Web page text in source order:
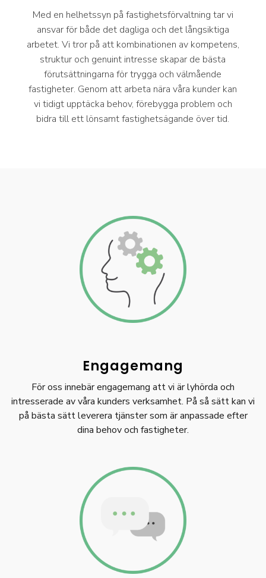
Med en helhetssyn på fastighetsförvaltning tar vi
ansvar för både det dagliga och det långsiktiga
arbetet. Vi tror på att kombinationen av kompetens,
struktur och genuint intresse skapar de bästa
förutsättningarna för trygga och välmående
fastigheter. Genom att arbeta nära våra kunder kan
vi tidigt upptäcka behov, förebygga problem och
bidra till ett lönsamt fastighetsägande över tid.
Engagemang
För oss innebär engagemang att vi är lyhörda och
intresserade av våra kunders verksamhet. På så sätt kan vi
på bästa sätt leverera tjänster som är anpassade efter
dina behov och fastigheter.